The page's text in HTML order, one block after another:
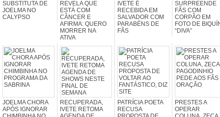
SUBSTITUTA DE
JOELMA NO
CALYPSO
REVELA QUE
ESTÁ COM
CÂNCER E
AFIRMA: QUERO
MORRER NA
ATIVA
IVETE É
RECEBIDA EM
SALVADOR COM
PARABÉNS DE
FÃS
SURPREENDE
FÃS COM
CORPÃO EM
FOTO DE
“DIVA”
JOELMA CHORA
APÓS IGNORAR
RECUPERADA,
IVETE RETOMA
PATRÍCIA POETA
RECUSA
PRESTES A
OPERAR